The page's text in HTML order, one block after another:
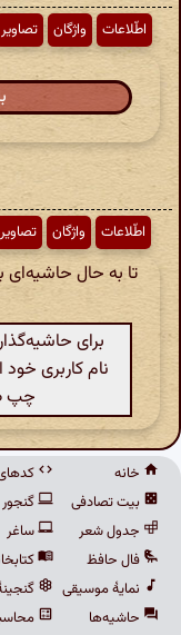
اطّلاعات واژگان تصاویر
اطّلاعات واژگان تصاویر
تا به حال
برای
نام کاربری
چپ
خانه
بیت تصادفی
جدول شعر
فال حافظ
نمایهٔ موسیقی
حاشیه‌ها
ساغر